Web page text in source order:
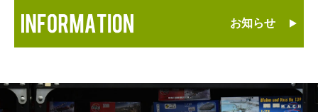
お知らせ